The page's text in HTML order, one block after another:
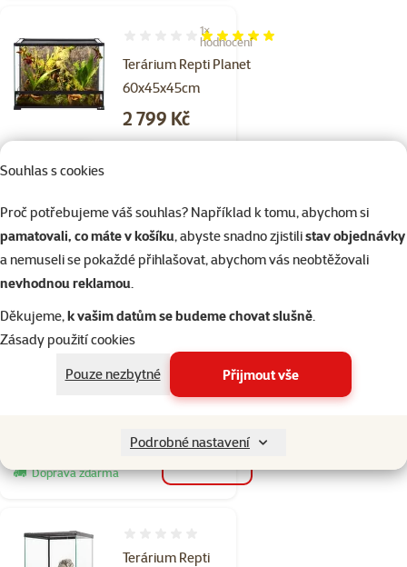
Souhlas s cookies
Proč potřebujeme váš souhlas? Například k tomu, abychom si
pamatovali, co máte v košíku, abyste snadno zjistilistav objednávky
a nemuseli se pokaždé přihlašovat, abychom vás neobtěžovali
nevhodnou reklamou.
Děkujeme,k vašim datům se budeme chovat slušně.
Zásady použití cookies
Pouze nezbytné
Přijmout vše
Podrobné nastavení
Terárium Repti Planet
60x45x45cm
Hodnocení 100%, počet hodnocení: 1
1×
hodnocení
Cena
2 799 Kč
Skladem do košíku
Terárium Repti Planet
60x45x90cm
Hodnocení 100%, počet hodnocení: 1
Cena
4 399 Kč
Doprava zdarma
do košíku
Terárium Repti